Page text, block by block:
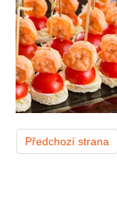
Předchozí strana